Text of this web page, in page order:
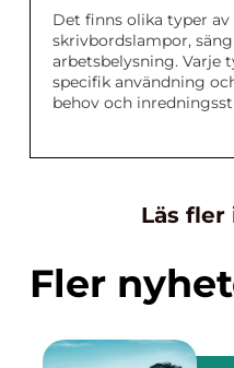
Det finns olika typer
skrivbordslampor,
arbetsbelysning. Varje
specifik användning
behov och
Läs fler
Fler